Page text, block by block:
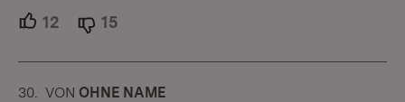
12 Unterstützer.
15
30. KOMMENTAR
VON :OHNE NAME